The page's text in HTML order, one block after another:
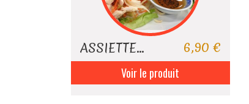
ASSIETTE... 6,90 €
Voir le produit